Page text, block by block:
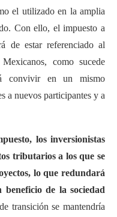
el utilizado en la amplia
Con ello, el impuesto a
de estar referenciado al
como sucede
convivir en un mismo
a nuevos participantes y a
los inversionistas
tributarios a los que se
lo que redundará
beneficio de la sociedad
transición se mantendría